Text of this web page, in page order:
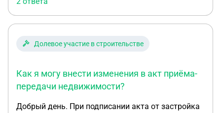
законодательство. Заранее благодарю
Долевое участие в строительстве
Как я могу внести изменения в акт приёма-
передачи недвижимости?
Добрый день. При подписании акта от застройка